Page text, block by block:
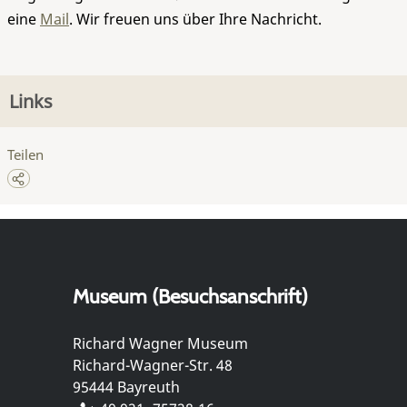
eine Mail. Wir freuen uns über Ihre Nachricht.
Links
Teilen
Museum (Besuchsanschrift)
Richard Wagner Museum
Richard-Wagner-Str. 48
95444 Bayreuth